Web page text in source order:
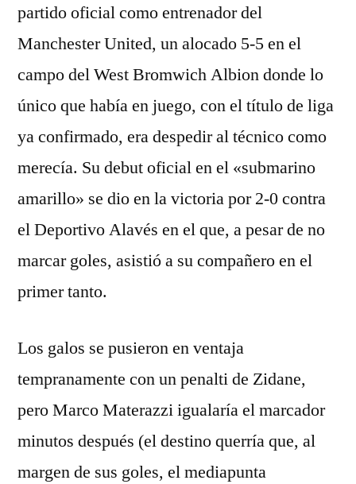
partido oficial como entrenador del
Manchester United, un alocado 5-5 en el
campo del West Bromwich Albion donde lo
único que había en juego, con el título de liga
ya confirmado, era despedir al técnico como
merecía. Su debut oficial en el «submarino
amarillo» se dio en la victoria por 2-0 contra
el Deportivo Alavés en el que, a pesar de no
marcar goles, asistió a su compañero en el
primer tanto.
Los galos se pusieron en ventaja
tempranamente con un penalti de Zidane,
pero Marco Materazzi igualaría el marcador
minutos después (el destino querría que, al
margen de sus goles, el mediapunta